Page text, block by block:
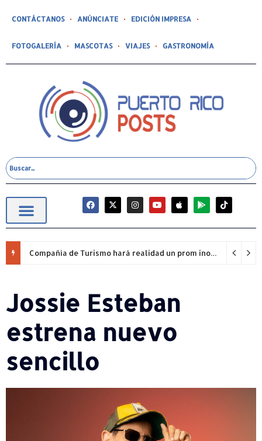
CONTÁCTANOS ANÚNCIATE EDICIÓN IMPRESA
FOTOGALERÍA MASCOTAS VIAJES GASTRONOMÍA
Compañía de Turismo hará realidad un prom inolvidable junto a Jowell para estudiantes de la Escuela Gabriela Mistral
Jossie Esteban
estrena nuevo
sencillo